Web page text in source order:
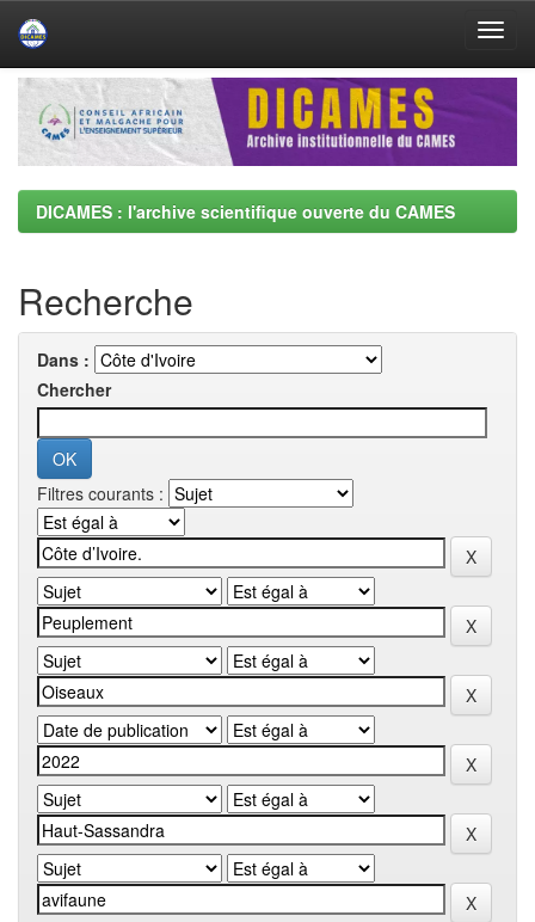
Skip
navigation
DICAMES : l'archive scientifique ouverte du CAMES
Recherche
Dans :
Chercher
Filtres courants :